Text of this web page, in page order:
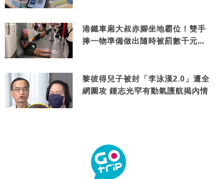
港鐵車廂大叔赤腳坐地霸位！雙手
捧一物準備做出隨時被罰數千元舉
黎彼得兒子被封「李泳漢2.0」遭全
網圍攻 鍾志光罕有動氣護航揭內情